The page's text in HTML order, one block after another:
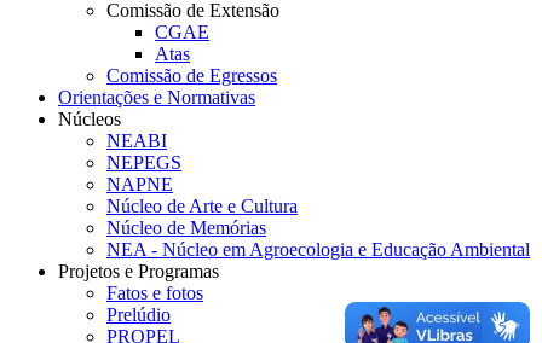
Comissão de Extensão
CGAE
Atas
Comissão de Egressos
Orientações e Normativas
Núcleos
NEABI
NEPEGS
NAPNE
Núcleo de Arte e Cultura
Núcleo de Memórias
NEA - Núcleo em Agroecologia e Educação Ambiental
Projetos e Programas
Fatos e fotos
Prelúdio
PROPEL